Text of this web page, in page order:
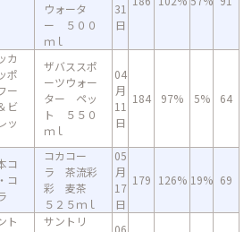
ウォータ
ー ５００
ｍｌ
31
日
カ
ポ
ー
ビ
ッ
ザバススポ
ーツウォー
ター ペッ
ト ５５０
ｍｌ
04
月
11
日
184 97% 5% 64
コ
コ
コカコー
ラ 茶流彩
彩 麦茶
５２５ｍｌ
05
月
17
日
179 126% 19% 69
ト
サントリ
06